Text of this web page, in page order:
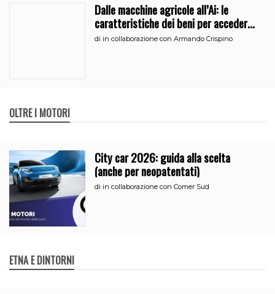
Dalle macchine agricole all’Ai: le
caratteristiche dei beni per accedere
all’iperammortamento
di in collaborazione con Armando Crispino
OLTRE I MOTORI
City car 2026: guida alla scelta
(anche per neopatentati)
di in collaborazione con Comer Sud
ETNA E DINTORNI